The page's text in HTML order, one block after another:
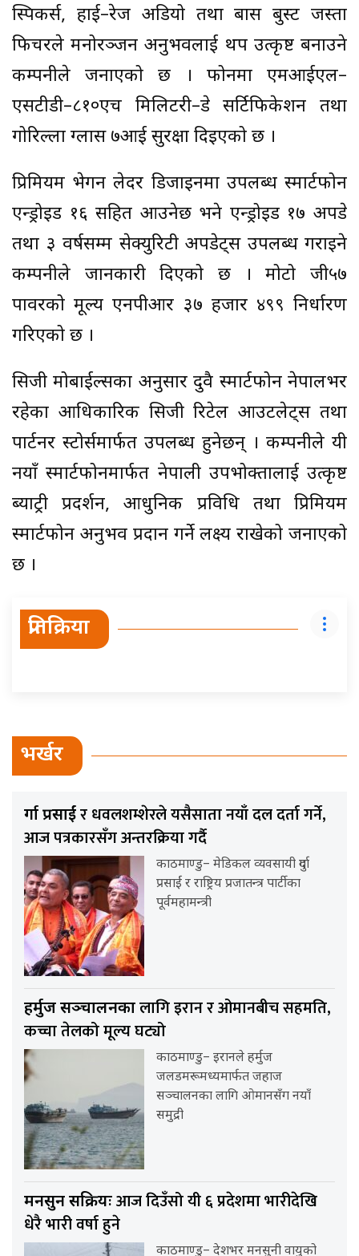
स्पिकर्स, हाई–रेज अडियो तथा बास बुस्ट जस्ता
फिचरले मनोरञ्जन अनुभवलाई थप उत्कृष्ट बनाउने
कम्पनीले जनाएको छ । फोनमा एमआईएल–
एसटीडी–८१०एच मिलिटरी–ग्रेड सर्टिफिकेशन तथा
गोरिल्ला ग्लास ७आई सुरक्षा दिइएको छ ।
प्रिमियम भेगन लेदर डिजाइनमा उपलब्ध स्मार्टफोन
एन्ड्रोइड १६ सहित आउनेछ भने एन्ड्रोइड १७ अपग्रेड
तथा ३ वर्षसम्म सेक्युरिटी अपडेट्स उपलब्ध गराइने
कम्पनीले जानकारी दिएको छ । मोटो जी५७
पावरको मूल्य एनपीआर ३७ हजार ४९९ निर्धारण
गरिएको छ ।
सिजी मोबाईल्सका अनुसार दुवै स्मार्टफोन नेपालभर
रहेका आधिकारिक सिजी रिटेल आउटलेट्स तथा
पार्टनर स्टोर्समार्फत उपलब्ध हुनेछन् । कम्पनीले यी
नयाँ स्मार्टफोनमार्फत नेपाली उपभोक्तालाई उत्कृष्ट
ब्याट्री प्रदर्शन, आधुनिक प्रविधि तथा प्रिमियम
स्मार्टफोन अनुभव प्रदान गर्ने लक्ष्य राखेको जनाएको
छ ।
प्रतिक्रिया
भर्खर
दुर्गा प्रसाईंर धवलशम्शेरले यसैसाता नयाँ दल दर्ता गर्ने,
आज पत्रकारसँग अन्तरक्रिया गर्दै
काठमाण्डु– मेडिकल व्यवसायी दुर्गा
प्रसाईं र राष्ट्रिय प्रजातन्त्र पार्टीका
पूर्वमहामन्त्री
हर्मुज सञ्चालनकालागि इरान र ओमानबीच सहमति,
कच्चा तेलको मूल्य घट्यो
काठमाण्डु– इरानले हर्मुज
जलडमरूमध्यमार्फत जहाज
सञ्चालनका लागि ओमानसँग नयाँ
समुद्री
मनसुन सक्रियःआज दिउँसो यी ६ प्रदेशमा भारीदेखि
धेरै भारी वर्षा हुने
काठमाण्डु– देशभर मनसुनी वायुको